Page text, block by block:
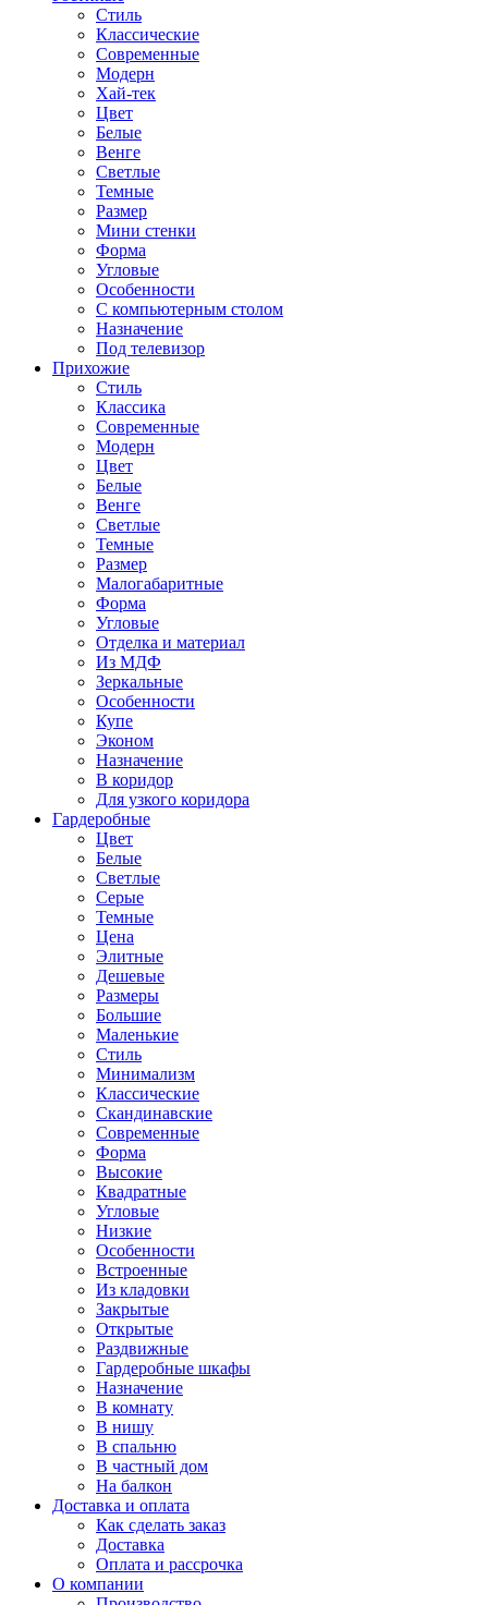
Стиль
Классические
Современные
Модерн
Хай-тек
Цвет
Белые
Венге
Светлые
Темные
Размер
Мини стенки
Форма
Угловые
Особенности
С компьютерным столом
Назначение
Под телевизор
Прихожие
Стиль
Классика
Современные
Модерн
Цвет
Белые
Венге
Светлые
Темные
Размер
Малогабаритные
Форма
Угловые
Отделка и материал
Из МДФ
Зеркальные
Особенности
Купе
Эконом
Назначение
В коридор
Для узкого коридора
Гардеробные
Цвет
Белые
Светлые
Серые
Темные
Цена
Элитные
Дешевые
Размеры
Большие
Маленькие
Стиль
Минимализм
Классические
Скандинавские
Современные
Форма
Высокие
Квадратные
Угловые
Низкие
Особенности
Встроенные
Из кладовки
Закрытые
Открытые
Раздвижные
Гардеробные шкафы
Назначение
В комнату
В нишу
В спальню
В частный дом
На балкон
Доставка и оплата
Как сделать заказ
Доставка
Оплата и рассрочка
О компании